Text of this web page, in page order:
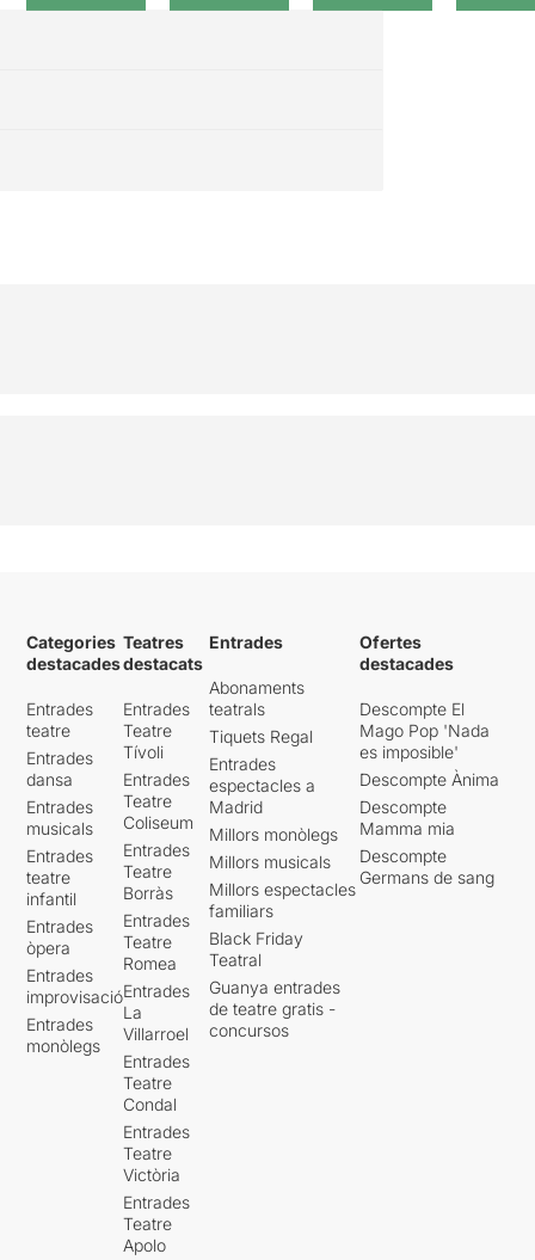
Categories
destacades
Entrades
teatre
Entrades
dansa
Entrades
musicals
Entrades
teatre
infantil
Entrades
òpera
Entrades
improvisació
Entrades
monòlegs
Teatres
destacats
Entrades
Teatre
Tívoli
Entrades
Teatre
Coliseum
Entrades
Teatre
Borràs
Entrades
Teatre
Romea
Entrades
La
Villarroel
Entrades
Teatre
Condal
Entrades
Teatre
Victòria
Entrades
Teatre
Apolo
Entrades
Abonaments
teatrals
Tiquets Regal
Entrades
espectacles a
Madrid
Millors monòlegs
Millors musicals
Millors espectacles
familiars
Black Friday
Teatral
Guanya entrades
de teatre gratis -
concursos
Ofertes
destacades
Descompte El
Mago Pop 'Nada
es imposible'
Descompte Ànima
Descompte
Mamma mia
Descompte
Germans de sang